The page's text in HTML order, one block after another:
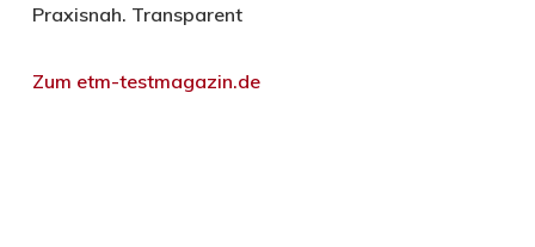
Praxisnah. Transparent
Zum etm-testmagazin.de